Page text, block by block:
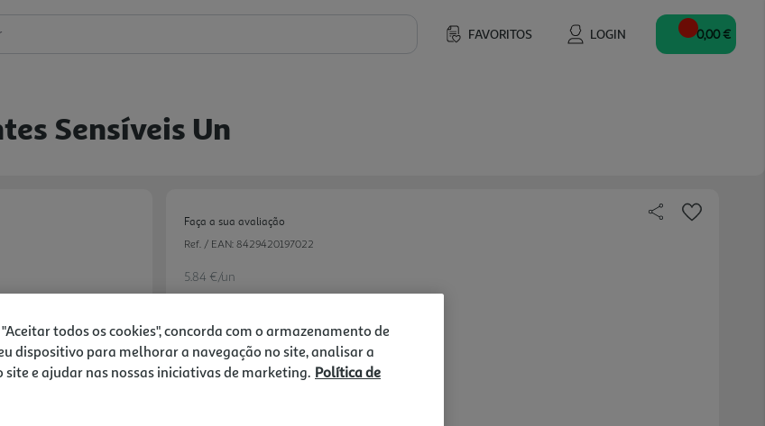
FAVORITOS LOGIN 0,00 €
Sensíveis Un
Faça a sua avaliação
Ref. / EAN: 8429420197022
5.84 €/un
Price reduced from
7,30 €to
5,84 €
todos os cookies", concorda com o armazenamento de
dispositivo para melhorar a navegação no site, analisar a
site e ajudar nas nossas iniciativas de marketing. Política de